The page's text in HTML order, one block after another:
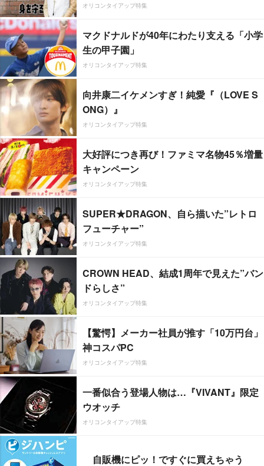
オリコンタイアップ特集
マクドナルドが40年にわたり支える「小学
生の甲子園」
オリコンタイアップ特集
向井康二イケメンすぎ！純愛『（LOVE S
ONG）』
オリコンタイアップ特集
大好評につき再び！ファミマ名物45％増量
キャンペーン
オリコンタイアップ特集
SUPER★DRAGON、自ら描いた”レトロ
フューチャー”
オリコンタイアップ特集
CROWN HEAD、結成1周年で見えた”バン
ドらしさ”
オリコンタイアップ特集
【驚愕】メーカー社員が推す「10万円台」
神コスパPC
オリコンタイアップ特集
一番似合う登場人物は…『VIVANT』限定
ウオッチ
オリコンタイアップ特集
自販機にピッ！ですぐに買えちゃう